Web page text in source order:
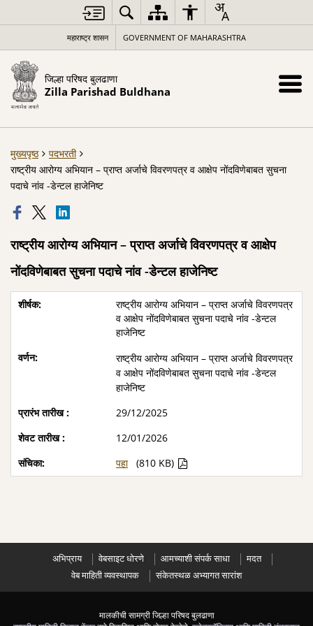
महाराष्ट्र शासन GOVERNMENT OF MAHARASHTRA
जिल्हा परिषद बुलढाणा
Zilla Parishad Buldhana
मुख्यपृष्ठ
पदभरती
राष्ट्रीय आरोग्य अभियान – प्राप्त अर्जाचे विवरणपत्र व आक्षेप नोंदविणेबाबत सुचना
पदाचे नांव -डेन्टल हाजेनिष्ट
राष्ट्रीय आरोग्य अभियान – प्राप्त अर्जाचे विवरणपत्र व आक्षेप
नोंदविणेबाबत सुचना पदाचे नांव -डेन्टल हाजेनिष्ट
राष्ट्रीय आरोग्य अभियान – प्राप्त अर्जाचे विवरणपत्र
व आक्षेप नोंदविणेबाबत सुचना पदाचे नांव -डेन्टल
हाजेनिष्ट
राष्ट्रीय आरोग्य अभियान – प्राप्त अर्जाचे विवरणपत्र
व आक्षेप नोंदविणेबाबत सुचना पदाचे नांव -डेन्टल
हाजेनिष्ट
29/12/2025
12/01/2026
पहा
(810 KB)
अभिप्राय वेबसाइट धोरणे आमच्याशी संपर्क साधा
मदत
वेब माहिती व्यवस्थापक
संकेतस्थळ अभ्यागत सारांश
मालकीची सामग्री जिल्हा परिषद बुलढाणा